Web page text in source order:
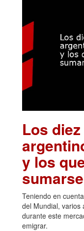
Los
y los
sumarse
Teniendo en
del Mundial, varios
durante este
emigrar.